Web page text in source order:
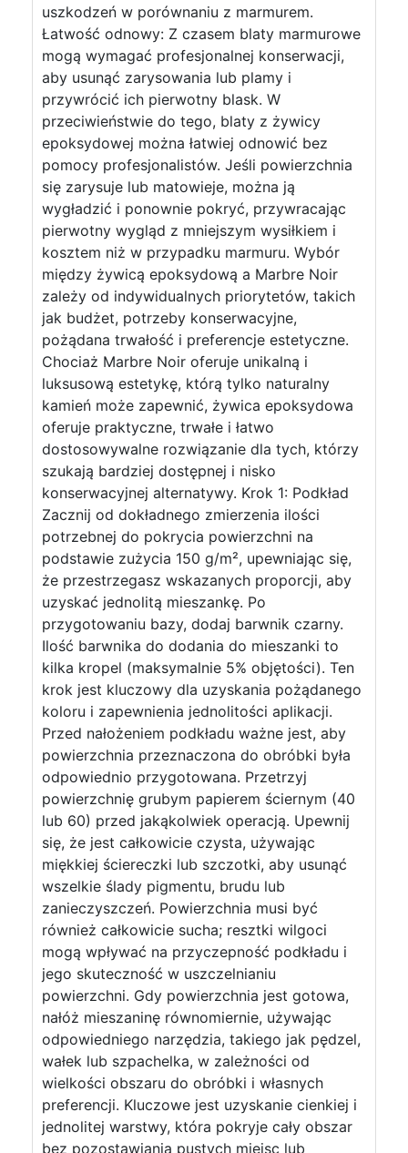
uszkodzeń w porównaniu z marmurem.
Łatwość odnowy: Z czasem blaty marmurowe
mogą wymagać profesjonalnej konserwacji,
aby usunąć zarysowania lub plamy i
przywrócić ich pierwotny blask. W
przeciwieństwie do tego, blaty z żywicy
epoksydowej można łatwiej odnowić bez
pomocy profesjonalistów. Jeśli powierzchnia
się zarysuje lub matowieje, można ją
wygładzić i ponownie pokryć, przywracając
pierwotny wygląd z mniejszym wysiłkiem i
kosztem niż w przypadku marmuru. Wybór
między żywicą epoksydową a Marbre Noir
zależy od indywidualnych priorytetów, takich
jak budżet, potrzeby konserwacyjne,
pożądana trwałość i preferencje estetyczne.
Chociaż Marbre Noir oferuje unikalną i
luksusową estetykę, którą tylko naturalny
kamień może zapewnić, żywica epoksydowa
oferuje praktyczne, trwałe i łatwo
dostosowywalne rozwiązanie dla tych, którzy
szukają bardziej dostępnej i nisko
konserwacyjnej alternatywy. Krok 1: Podkład
Zacznij od dokładnego zmierzenia ilości
potrzebnej do pokrycia powierzchni na
podstawie zużycia 150 g/m², upewniając się,
że przestrzegasz wskazanych proporcji, aby
uzyskać jednolitą mieszankę. Po
przygotowaniu bazy, dodaj barwnik czarny.
Ilość barwnika do dodania do mieszanki to
kilka kropel (maksymalnie 5% objętości). Ten
krok jest kluczowy dla uzyskania pożądanego
koloru i zapewnienia jednolitości aplikacji.
Przed nałożeniem podkładu ważne jest, aby
powierzchnia przeznaczona do obróbki była
odpowiednio przygotowana. Przetrzyj
powierzchnię grubym papierem ściernym (40
lub 60) przed jakąkolwiek operacją. Upewnij
się, że jest całkowicie czysta, używając
miękkiej ściereczki lub szczotki, aby usunąć
wszelkie ślady pigmentu, brudu lub
zanieczyszczeń. Powierzchnia musi być
również całkowicie sucha; resztki wilgoci
mogą wpływać na przyczepność podkładu i
jego skuteczność w uszczelnianiu
powierzchni. Gdy powierzchnia jest gotowa,
nałóż mieszaninę równomiernie, używając
odpowiedniego narzędzia, takiego jak pędzel,
wałek lub szpachelka, w zależności od
wielkości obszaru do obróbki i własnych
preferencji. Kluczowe jest uzyskanie cienkiej i
jednolitej warstwy, która pokryje cały obszar
bez pozostawiania pustych miejsc lub